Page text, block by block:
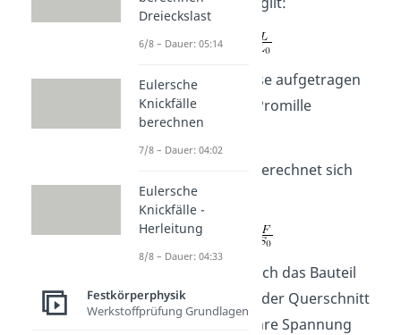
Sie wird an der x-Achse aufgetragen
und in Prozent oder Promille
angegeben.
berechnet sich
folgendermaßen:
Allerdings verformt sich das Bauteil
später, wodurch sich der Querschnitt
verändert. Die wahre Spannung
Dreieckslast
6/8 – Dauer: 05:14
Eulersche
Knickfälle
berechnen
7/8 – Dauer: 04:02
Eulersche
Knickfälle -
Herleitung
8/8 – Dauer: 04:33
Festkörperphysik
Werkstoffprüfung Grundlagen